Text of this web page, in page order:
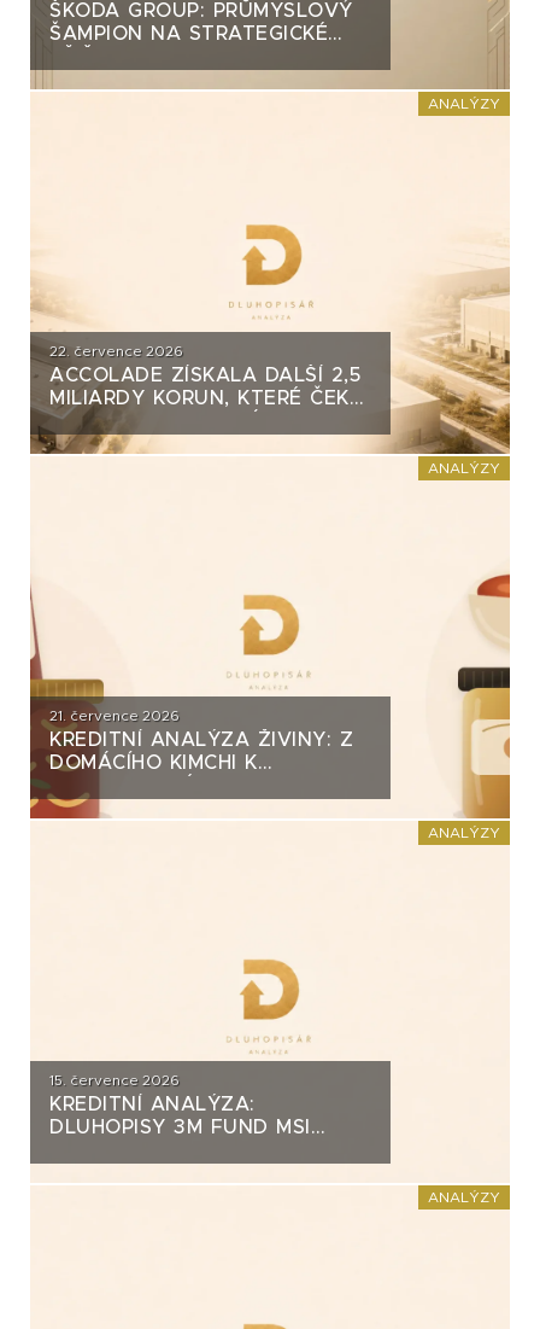
ŠKODA GROUP: PRŮMYSLOVÝ
ŠAMPION NA STRATEGICKÉ
ANALÝZY
22. července 2026
ACCOLADE ZÍSKALA DALŠÍ 2,5
MILIARDY KORUN, KTERÉ ČEKÁ
V ROCE 2030 VELKÝ TEST. CO
ROZHODNE O JEJICH
ANALÝZY
21. července 2026
KREDITNÍ ANALÝZA ŽIVINY: Z
DOMÁCÍHO KIMCHI K
ZA PŮL MILIARDY
ANALÝZY
15. července 2026
KREDITNÍ ANALÝZA:
DLUHOPISY 3M FUND MSI
ANALÝZY